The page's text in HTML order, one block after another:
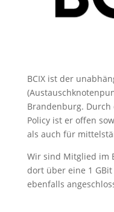
BCIX ist der
Brandenburg.
Policy ist er offen
als auch für
Wir sind Mitglied im
dort über eine 1
ebenfalls